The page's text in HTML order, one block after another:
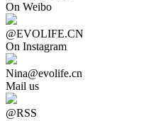
On Weibo
@EVOLIFE.CN
On Instagram
Nina@evolife.cn
Mail us
@RSS